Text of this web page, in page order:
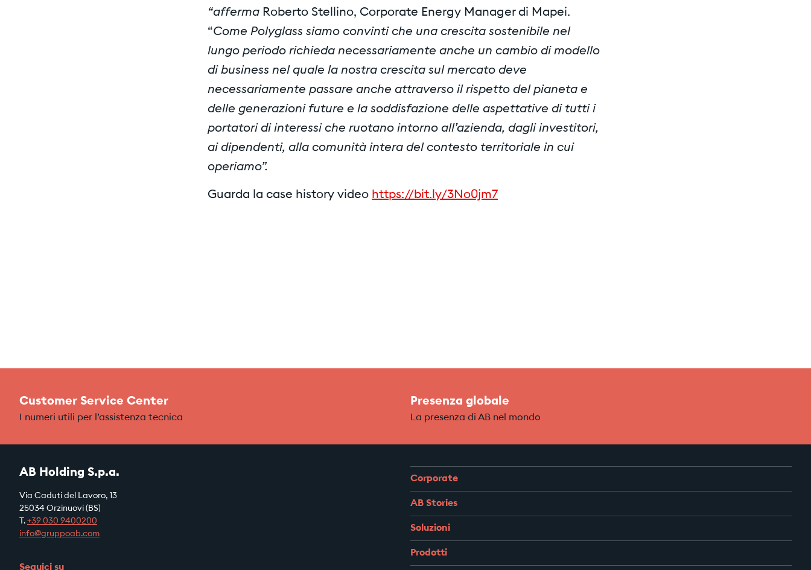
“afferma Roberto Stellino, Corporate Energy Manager di Mapei.
“Come Polyglass siamo convinti che una crescita sostenibile nel
lungo periodo richieda necessariamente anche un cambio di modello
di business nel quale la nostra crescita sul mercato deve
necessariamente passare anche attraverso il rispetto del pianeta e
delle generazioni future e la soddisfazione delle aspettative di tutti i
portatori di interessi che ruotano intorno all’azienda, dagli investitori,
ai dipendenti, alla comunità intera del contesto territoriale in cui
operiamo”.
Guarda la case history video https://bit.ly/3No0jm7
Customer Service Center
I numeri utili per l’assistenza tecnica
Presenza globale
La presenza di AB nel mondo
AB Holding S.p.a.
Via Caduti del Lavoro, 13
25034 Orzinuovi (BS)
T. +39 030 9400200
info@gruppoab.com
Seguici su
Corporate
AB Stories
Soluzioni
Prodotti